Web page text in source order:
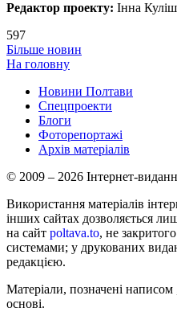
Редактор проекту: Інна Куліш
597
Більше новин
На головну
Новини Полтави
Спецпроекти
Блоги
Фоторепортажі
Архів матеріалів
© 2009 – 2026 Інтернет-
Використання матеріалів
інших сайтах дозволяється
на сайт poltava.to, не
системами; у друкованих
редакцією.
Матеріали, позначені написом
основі.